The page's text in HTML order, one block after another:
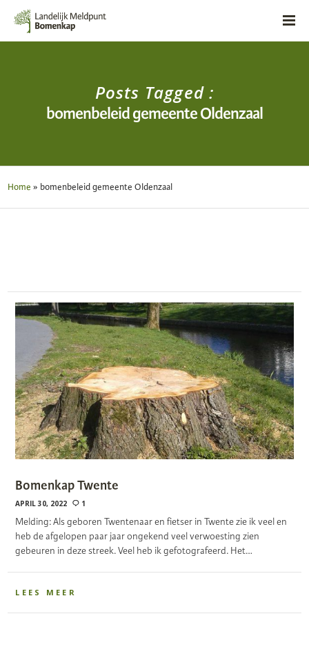
Posts Tagged :
bomenbeleid gemeente Oldenzaal
Home » bomenbeleid gemeente Oldenzaal
Bomenkap Twente
APRIL 30, 2022 1
Melding: Als geboren Twentenaar en fietser in Twente zie ik veel en
heb de afgelopen paar jaar ongekend veel verwoesting zien
gebeuren in deze streek. Veel heb ik gefotografeerd. Het…
LEES MEER